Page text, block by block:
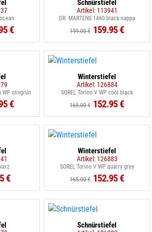
€
Schnürstiefel
Artikel: 113941
DR. MARTENS 1460 black nappa
199.00 € 159.95 €
WP olivgrün
€
Winterstiefel
Artikel: 126884
SOREL Torino V WP cool black
165.00 € 152.95 €
€
Winterstiefel
Artikel: 126883
SOREL Torino V WP quarry grey
165.00 € 152.95 €
Schnürstiefel